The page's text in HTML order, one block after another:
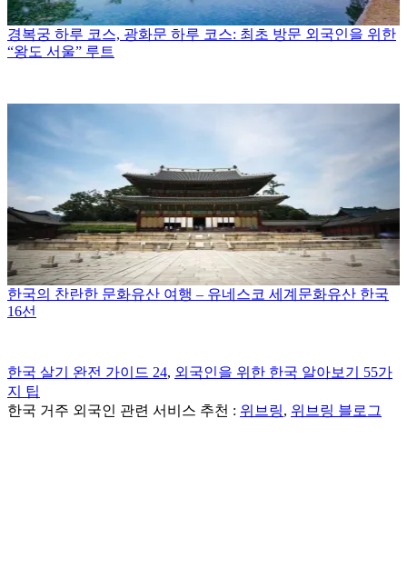
경복궁 하루 코스, 광화문 하루 코스: 최초 방문 외국인을 위한
“왕도 서울” 루트
한국의 찬란한 문화유산 여행 – 유네스코 세계문화유산 한국
16선
한국 살기 완전 가이드 24, 외국인을 위한 한국 알아보기 55가
지 팁
한국 거주 외국인 관련 서비스 추천 : 위브링, 위브링 블로그